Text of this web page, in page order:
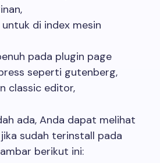
untuk di index mesin
pada plugin page
seperti gutenberg,
classic editor,
ada, Anda dapat melihat
sudah terinstall pada
berikut ini: